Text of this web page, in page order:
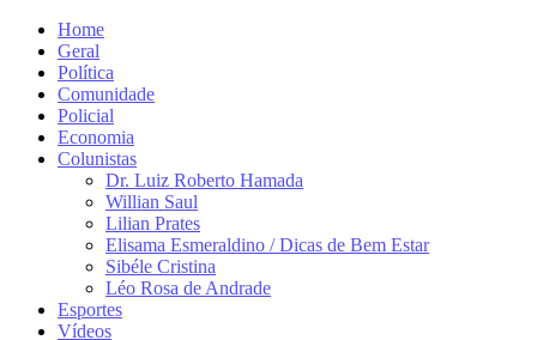
Home
Geral
Política
Comunidade
Policial
Economia
Colunistas
Dr. Luiz Roberto Hamada
Willian Saul
Lilian Prates
Elisama Esmeraldino / Dicas de Bem Estar
Sibéle Cristina
Léo Rosa de Andrade
Esportes
Vídeos